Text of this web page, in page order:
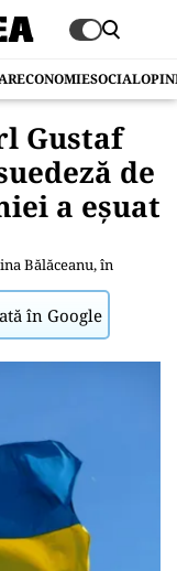
ECONOMIESOCIAL
Gustaf
de
a eșuat
Bălăceanu, în
în Google